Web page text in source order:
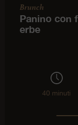
Brunch
Panino con
erbe
40 minuti